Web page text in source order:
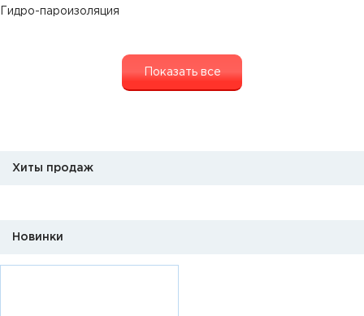
Гидро-пароизоляция
Показать все
Хиты продаж
Новинки